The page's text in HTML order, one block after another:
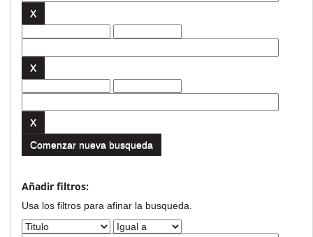
Comenzar nueva busqueda
Añadir filtros:
Usa los filtros para afinar la busqueda.